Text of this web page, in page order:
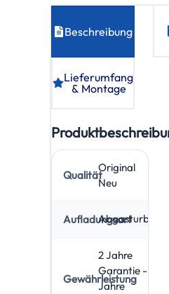
Beschreibung
Lieferumfang
& Montage
Qualität
Original
Neu
Aufladungsart
Gewährleistung
2 Jahre
Garantie - 5
Jahre